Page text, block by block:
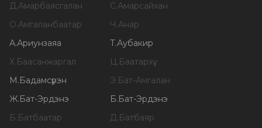
Д.Амарбаясгалан С.Амарсайхан
О.Амгаланбаатар Ч .Анар
А.Ариунзаяа Т.Аубакир
Х. Баасанжаргал Ц. Баатархүү
М . Бадамсүрэн Э. Бат-Амгалан
Ж. Бат-Эрдэнэ Б. Бат-Эрдэнэ
Б. Батбаатар Д. Батбаяр